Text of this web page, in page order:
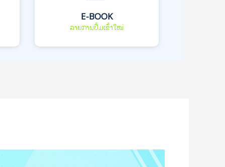
E-BOOK
ລາຍການປື້ມເຂົ້າໃໝ່